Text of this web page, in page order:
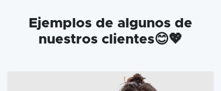
Ejemplos de algunos de
nuestros clientes😊💖